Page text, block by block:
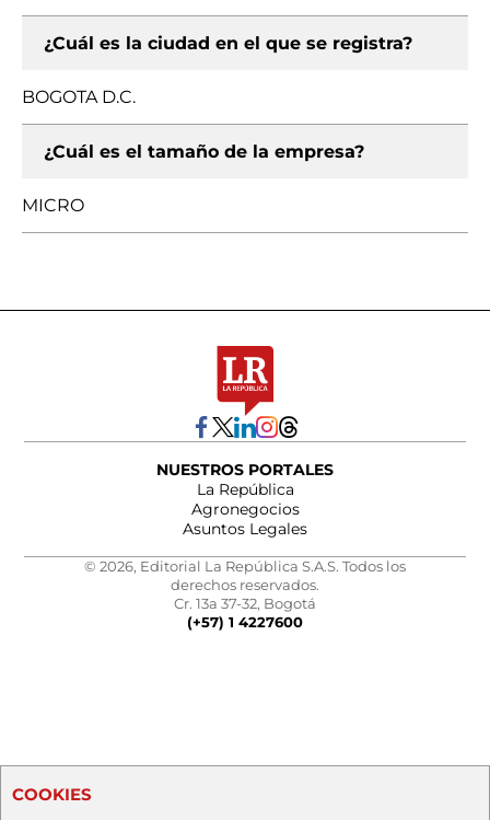
¿Cuál es la ciudad en el que se registra?
BOGOTA D.C.
¿Cuál es el tamaño de la empresa?
MICRO
NUESTROS PORTALES
La República
Agronegocios
Asuntos Legales
© 2026, Editorial La República S.A.S. Todos los
derechos reservados.
Cr. 13a 37-32, Bogotá
(+57) 1 4227600
COOKIES